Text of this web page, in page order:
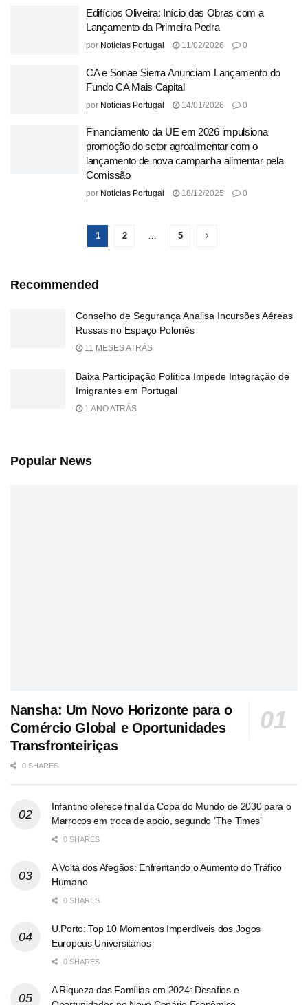
Edifícios Oliveira: Início das Obras com a
Lançamento da Primeira Pedra
por Notícias Portugal 11/02/2026 0
CA e Sonae Sierra Anunciam Lançamento do
Fundo CA Mais Capital
por Notícias Portugal 14/01/2026 0
Financiamento da UE em 2026 impulsiona
promoção do setor agroalimentar com o
lançamento de nova campanha alimentar pela
Comissão
por Notícias Portugal 18/12/2025 0
1 2 … 5
Recommended
Conselho de Segurança Analisa Incursões Aéreas
Russas no Espaço Polonês
11 MESES ATRÁS
Baixa Participação Política Impede Integração de
Imigrantes em Portugal
1 ANO ATRÁS
Popular News
Nansha: Um Novo Horizonte para o
Comércio Global e Oportunidades
Transfronteiriças
0 SHARES
Infantino oferece final da Copa do Mundo de 2030 para o
Marrocos em troca de apoio, segundo ‘The Times’
0 SHARES
A Volta dos Afegãos: Enfrentando o Aumento do Tráfico
Humano
0 SHARES
U.Porto: Top 10 Momentos Imperdíveis dos Jogos
Europeus Universitários
0 SHARES
A Riqueza das Famílias em 2024: Desafios e